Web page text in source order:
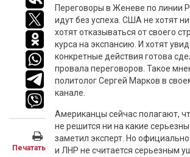
Печатать
Переговоры в Женеве по линии
идут без успеха. США не хотят
хотят отказываться от своего
курса на экспансию. И хотят
конкретные действия готова
провала переговоров. Такое
политолог Сергей Марков в
канале.
Американцы сейчас полагают,
не решится ни на какие
заметил эксперт. Но
и ЛНР не считается серьезным